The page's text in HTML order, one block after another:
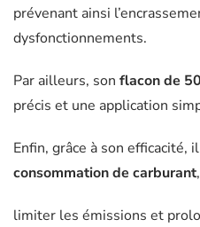
prévenant ainsi
dysfonctionnements.
Par ailleurs, son flacon de
précis et une application
Enfin, grâce à son efficacité,
consommation de carburant,
limiter les émissions et